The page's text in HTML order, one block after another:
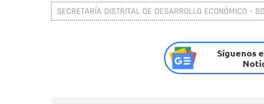
SECRETARÍA DISTRITAL DE DESARROLLO ECONÓMICO -
Síguenos